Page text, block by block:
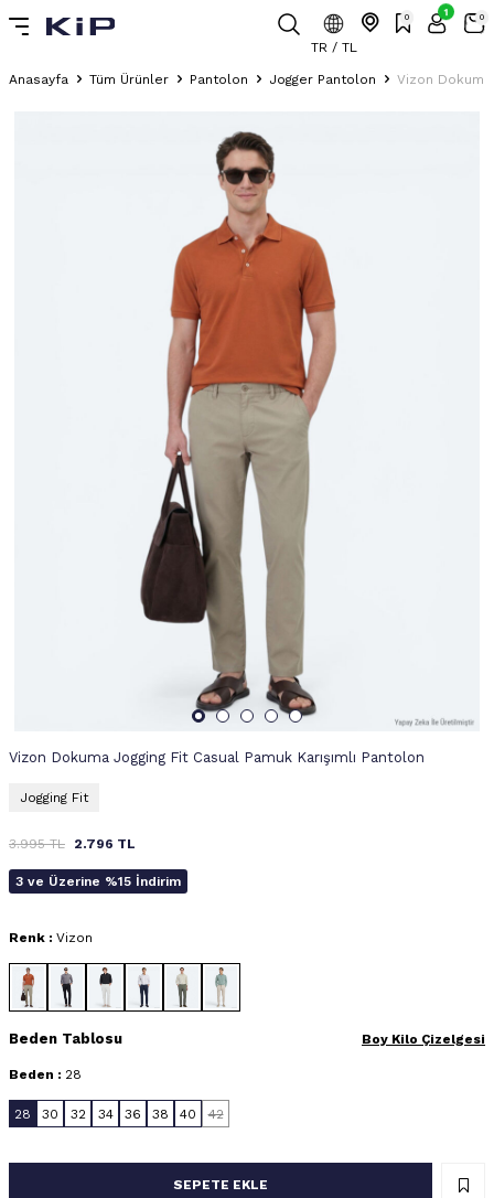
TR / TL
0 1 0
Anasayfa Tüm Ürünler Pantolon Jogger Pantolon Vizon Dokuma
Vizon Dokuma Jogging Fit Casual Pamuk Karışımlı Pantolon
Jogging Fit
3.995TL 2.796 TL
3 ve Üzerine %15 İndirim
Renk : Vizon
Beden Tablosu Boy Kilo Çizelgesi
Beden : 28
28 30 32 34 36 38 40 42
SEPETE EKLE